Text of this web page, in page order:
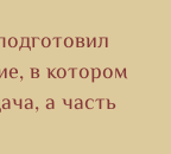
в котором
а часть